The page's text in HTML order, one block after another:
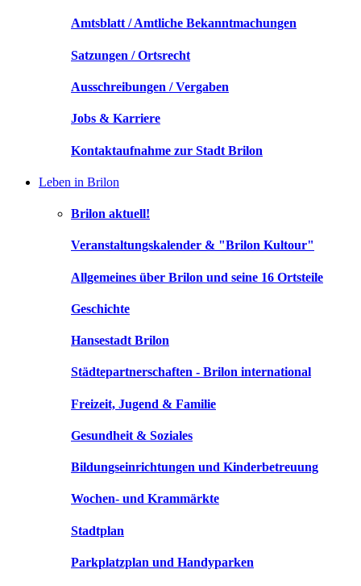
Amtsblatt / Amtliche Bekanntmachungen
Satzungen / Ortsrecht
Ausschreibungen / Vergaben
Jobs & Karriere
Kontaktaufnahme zur Stadt Brilon
Leben in Brilon
Brilon aktuell!
Veranstaltungskalender & "Brilon Kultour"
Allgemeines über Brilon und seine 16 Ortsteile
Geschichte
Hansestadt Brilon
Städtepartnerschaften - Brilon international
Freizeit, Jugend & Familie
Gesundheit & Soziales
Bildungseinrichtungen und Kinderbetreuung
Wochen- und Krammärkte
Stadtplan
Parkplatzplan und Handyparken